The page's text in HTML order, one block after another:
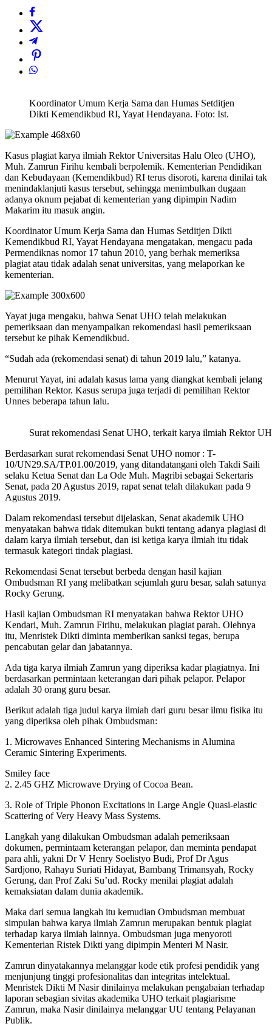
Koordinator Umum Kerja Sama dan Humas Setditjen
Dikti Kemendikbud RI, Yayat Hendayana. Foto: Ist.
Kasus plagiat karya ilmiah Rektor Universitas Halu Oleo (UHO),
Muh. Zamrun Firihu kembali berpolemik. Kementerian Pendidikan
dan Kebudayaan (Kemendikbud) RI terus disoroti, karena dinilai tak
menindaklanjuti kasus tersebut, sehingga menimbulkan dugaan
adanya oknum pejabat di kementerian yang dipimpin Nadim
Makarim itu masuk angin.
Koordinator Umum Kerja Sama dan Humas Setditjen Dikti
Kemendikbud RI, Yayat Hendayana mengatakan, mengacu pada
Permendiknas nomor 17 tahun 2010, yang berhak memeriksa
plagiat atau tidak adalah senat universitas, yang melaporkan ke
kementerian.
Yayat juga mengaku, bahwa Senat UHO telah melakukan
pemeriksaan dan menyampaikan rekomendasi hasil pemeriksaan
tersebut ke pihak Kemendikbud.
“Sudah ada (rekomendasi senat) di tahun 2019 lalu,” katanya.
Menurut Yayat, ini adalah kasus lama yang diangkat kembali jelang
pemilihan Rektor. Kasus serupa juga terjadi di pemilihan Rektor
Unnes beberapa tahun lalu.
Surat rekomendasi Senat UHO, terkait karya ilmiah Rektor
Berdasarkan surat rekomendasi Senat UHO nomor : T-
10/UN29.SA/TP.01.00/2019, yang ditandatangani oleh Takdi Saili
selaku Ketua Senat dan La Ode Muh. Magribi sebagai Sekertaris
Senat, pada 20 Agustus 2019, rapat senat telah dilakukan pada 9
Agustus 2019.
Dalam rekomendasi tersebut dijelaskan, Senat akademik UHO
menyatakan bahwa tidak ditemukan bukti tentang adanya plagiasi di
dalam karya ilmiah tersebut, dan isi ketiga karya ilmiah itu tidak
termasuk kategori tindak plagiasi.
Rekomendasi Senat tersebut berbeda dengan hasil kajian
Ombudsman RI yang melibatkan sejumlah guru besar, salah satunya
Rocky Gerung.
Hasil kajian Ombudsman RI menyatakan bahwa Rektor UHO
Kendari, Muh. Zamrun Firihu, melakukan plagiat parah. Olehnya
itu, Menristek Dikti diminta memberikan sanksi tegas, berupa
pencabutan gelar dan jabatannya.
Ada tiga karya ilmiah Zamrun yang diperiksa kadar plagiatnya. Ini
berdasarkan permintaan keterangan dari pihak pelapor. Pelapor
adalah 30 orang guru besar.
Berikut adalah tiga judul karya ilmiah dari guru besar ilmu fisika itu
yang diperiksa oleh pihak Ombudsman:
1. Microwaves Enhanced Sintering Mechanisms in Alumina
Ceramic Sintering Experiments.
Smiley face
2. 2.45 GHZ Microwave Drying of Cocoa Bean.
3. Role of Triple Phonon Excitations in Large Angle Quasi-elastic
Scattering of Very Heavy Mass Systems.
Langkah yang dilakukan Ombudsman adalah pemeriksaan
dokumen, permintaam keterangan pelapor, dan meminta pendapat
para ahli, yakni Dr V Henry Soelistyo Budi, Prof Dr Agus
Sardjono, Rahayu Suriati Hidayat, Bambang Trimansyah, Rocky
Gerung, dan Prof Zaki Su’ud. Rocky menilai plagiat adalah
kemaksiatan dalam dunia akademik.
Maka dari semua langkah itu kemudian Ombudsman membuat
simpulan bahwa karya ilmiah Zamrun merupakan bentuk plagiat
terhadap karya ilmiah lainnya. Ombudsman juga menyoroti
Kementerian Ristek Dikti yang dipimpin Menteri M Nasir.
Zamrun dinyatakannya melanggar kode etik profesi pendidik yang
menjunjung tinggi profesionalitas dan integritas intelektual.
Menristek Dikti M Nasir dinilainya melakukan pengabaian terhadap
laporan sebagian sivitas akademika UHO terkait plagiarisme
Zamrun, maka Nasir dinilainya melanggar UU tentang Pelayanan
Publik.